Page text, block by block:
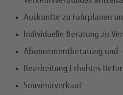
Auskünfte zu Fahrplänen
Individuelle Beratung zu
Abonnementberatung und
Bearbeitung Erhöhtes
Souvenirverkauf